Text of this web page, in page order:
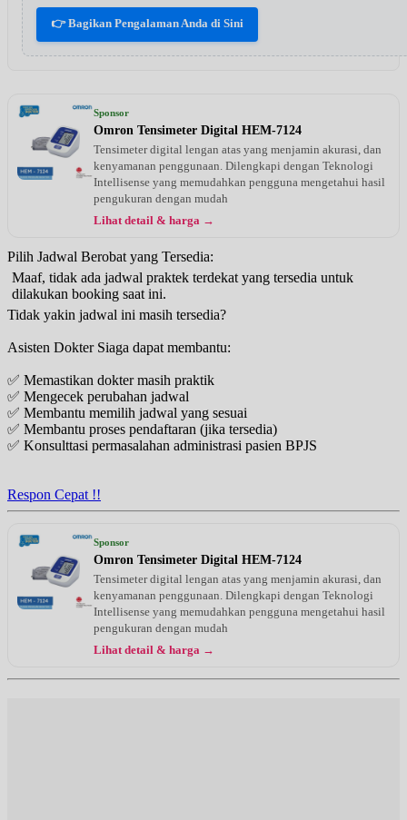
👉 Bagikan Pengalaman Anda di Sini
Sponsor
Omron Tensimeter Digital HEM-7124
Tensimeter digital lengan atas yang menjamin akurasi, dan
kenyamanan penggunaan. Dilengkapi dengan Teknologi
Intellisense yang memudahkan pengguna mengetahui hasil
pengukuran dengan mudah
Lihat detail & harga →
Pilih Jadwal Berobat yang Tersedia:
Maaf, tidak ada jadwal praktek terdekat yang tersedia untuk
dilakukan booking saat ini.
Tidak yakin jadwal ini masih tersedia?
Asisten Dokter Siaga dapat membantu:
✅ Memastikan dokter masih praktik
✅ Mengecek perubahan jadwal
✅ Membantu memilih jadwal yang sesuai
✅ Membantu proses pendaftaran (jika tersedia)
✅ Konsulttasi permasalahan administrasi pasien BPJS
Respon Cepat !!
Sponsor
Omron Tensimeter Digital HEM-7124
Tensimeter digital lengan atas yang menjamin akurasi, dan
kenyamanan penggunaan. Dilengkapi dengan Teknologi
Intellisense yang memudahkan pengguna mengetahui hasil
pengukuran dengan mudah
Lihat detail & harga →